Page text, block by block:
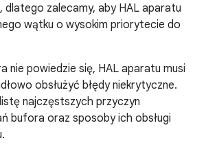
dlatego zalecamy, aby HAL aparatu
wątku o wysokim priorytecie do
nie powiedzie się, HAL aparatu musi
obsłużyć błędy niekrytyczne.
najczęstszych przyczyn
bufora oraz sposoby ich obsługi